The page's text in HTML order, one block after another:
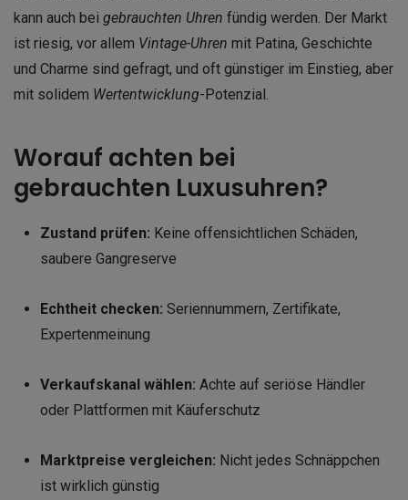
kann auch bei gebrauchten Uhren fündig werden. Der Markt
ist riesig, vor allem Vintage-Uhren mit Patina, Geschichte
und Charme sind gefragt, und oft günstiger im Einstieg, aber
mit solidem Wertentwicklung-Potenzial.
Worauf achten bei
gebrauchten Luxusuhren?
Zustand prüfen: Keine offensichtlichen Schäden,
saubere Gangreserve
Echtheit checken: Seriennummern, Zertifikate,
Expertenmeinung
Verkaufskanal wählen: Achte auf seriöse Händler
oder Plattformen mit Käuferschutz
Marktpreise vergleichen: Nicht jedes Schnäppchen
ist wirklich günstig